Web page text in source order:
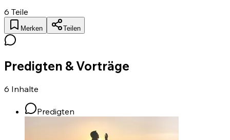
6 Teile
Merken Teilen
Predigten & Vorträge
6 Inhalte
Predigten